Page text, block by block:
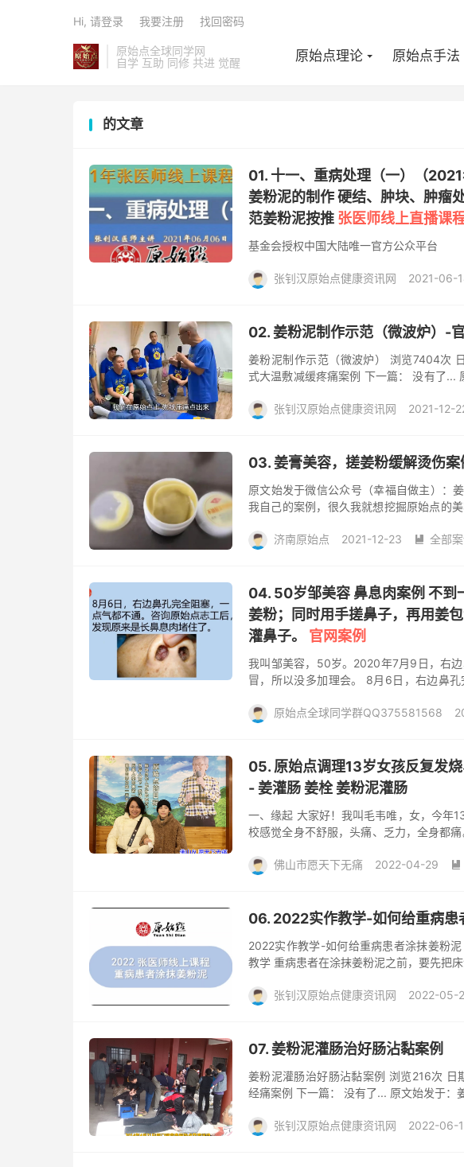
原始点全球同学网
自学 互助 同修 共进 觉醒
原始点理论 原始点手法
Hi, 请登录 我要注册 找回密码
的文章
01. 十一、重病处理（一）（
姜粉泥的制作 硬结、肿块、肿瘤
范姜粉泥按推 张医师线上直播课
基金会授权中国大陆唯一官方公众平台
张钊汉原始点健康资讯网 2021-06-
02. 姜粉泥制作示范（微波炉）-
姜粉泥制作示范（微波炉） 浏览7404次
式大温敷减缓疼痛案例 下一篇： 没有了...
张钊汉原始点健康资讯网 2021-12-
03. 姜膏美容，搓姜粉缓解烫伤案
原文始发于微信公众号（幸福自做主）
我自己的案例，很久我就想挖掘原始点的
到有一天我用多特瑞精油过敏，可能是浓
在皮肤又白又细，看上去比原来年轻10岁
在恭维我，今天早上照镜子，突然发现我以
济南原始点 2021-12-23  全部案
04. 50岁邹美容 鼻息肉案例 不
姜粉；同时用手搓鼻子，再用姜
灌鼻子。 官网案例
我叫邹美容，50岁。2020年7月9日，右
冒，所以没多加理会。 8月6日，右边鼻
覆盖在鼻子外面温敷。 8月13日，因为用
8月29日，鼻息肉消失。右边鼻孔完全通
师！ 原始点繁体中文网站：http://cch-
原始点全球同学群QQ375581568
05. 原始点调理13岁女孩反复发
- 姜灌肠 姜栓 姜粉泥灌肠
一、缘起 大家好！我叫毛韦唯，女，今年
校感觉全身不舒服，头痛、乏力，全身都
冒药吃了，十点多钟退烧了。 21号上午
力，没胃口不想吃饭。 23号早上十点钟
佛山市愿天下无痛 2022-04-29 
06. 2022实作教学-如何给重病
2022实作教学-如何给重病患者涂抹姜粉
教学 重病患者在涂抹姜粉泥之前，要先把
开来，患者会觉得不舒服，也不能太稀，
两遍或者三遍才觉得热，不过我们都要以
张钊汉原始点健康资讯网 2022-05-
07. 姜粉泥灌肠治好肠沾黏案例
姜粉泥灌肠治好肠沾黏案例 浏览216次
经痛案例 下一篇： 没有了... 原文始发于：
张钊汉原始点健康资讯网 2022-06-